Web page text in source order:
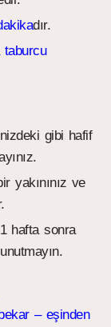
dır.
gibi hafif
yakınınız ve
hafta sonra
– eşinden